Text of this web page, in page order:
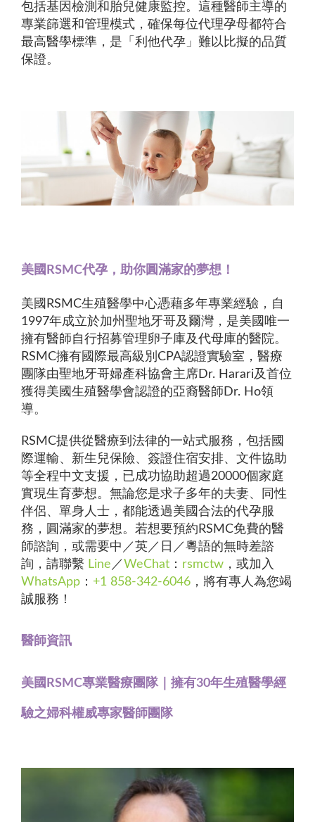
包括基因檢測和胎兒健康監控。這種醫師主導的
專業篩選和管理模式，確保每位代理孕母都符合
最高醫學標準，是「利他代孕」難以比擬的品質
保證。
美國RSMC代孕，助你圓滿家的夢想！
美國RSMC生殖醫學中心憑藉多年專業經驗，自
1997年成立於加州聖地牙哥及爾灣，是美國唯一
擁有醫師自行招募管理卵子庫及代母庫的醫院。
RSMC擁有國際最高級別CPA認證實驗室，醫療
團隊由聖地牙哥婦產科協會主席Dr. Harari及首位
獲得美國生殖醫學會認證的亞裔醫師Dr. Ho領
導。
RSMC提供從醫療到法律的一站式服務，包括國
際運輸、新生兒保險、簽證住宿安排、文件協助
等全程中文支援，已成功協助超過20000個家庭
實現生育夢想。無論您是求子多年的夫妻、同性
伴侶、單身人士，都能透過美國合法的代孕服
務，圓滿家的夢想。若想要預約RSMC免費的醫
師諮詢，或需要中／英／日／粵語的無時差諮
詢，請聯繫 Line ／WeChat ： rsmctw ，或加入
WhatsApp ： +1 858-342-6046 ，將有專人為您竭
誠服務！
醫師資訊
美國RSMC專業醫療團隊｜擁有30年生殖醫學經
驗之婦科權威專家醫師團隊